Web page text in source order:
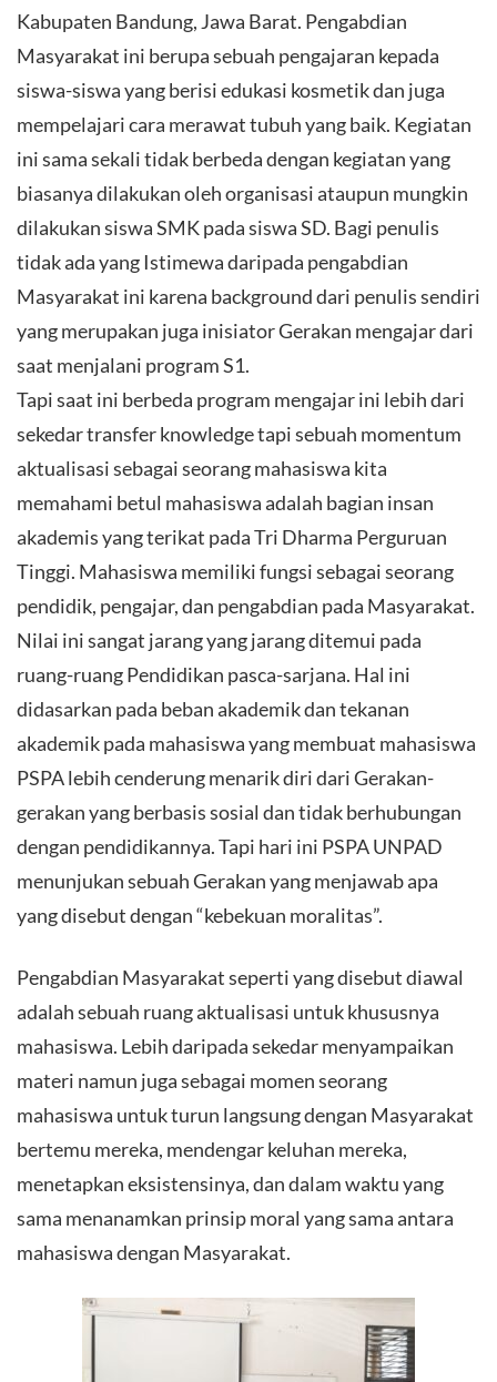
Kabupaten Bandung, Jawa Barat. Pengabdian
Masyarakat ini berupa sebuah pengajaran kepada
siswa-siswa yang berisi edukasi kosmetik dan juga
mempelajari cara merawat tubuh yang baik. Kegiatan
ini sama sekali tidak berbeda dengan kegiatan yang
biasanya dilakukan oleh organisasi ataupun mungkin
dilakukan siswa SMK pada siswa SD. Bagi penulis
tidak ada yang Istimewa daripada pengabdian
Masyarakat ini karena background dari penulis sendiri
yang merupakan juga inisiator Gerakan mengajar dari
saat menjalani program S1.
Tapi saat ini berbeda program mengajar ini lebih dari
sekedar transfer knowledge tapi sebuah momentum
aktualisasi sebagai seorang mahasiswa kita
memahami betul mahasiswa adalah bagian insan
akademis yang terikat pada Tri Dharma Perguruan
Tinggi. Mahasiswa memiliki fungsi sebagai seorang
pendidik, pengajar, dan pengabdian pada Masyarakat.
Nilai ini sangat jarang yang jarang ditemui pada
ruang-ruang Pendidikan pasca-sarjana. Hal ini
didasarkan pada beban akademik dan tekanan
akademik pada mahasiswa yang membuat mahasiswa
PSPA lebih cenderung menarik diri dari Gerakan-
gerakan yang berbasis sosial dan tidak berhubungan
dengan pendidikannya. Tapi hari ini PSPA UNPAD
menunjukan sebuah Gerakan yang menjawab apa
yang disebut dengan “kebekuan moralitas”.
Pengabdian Masyarakat seperti yang disebut diawal
adalah sebuah ruang aktualisasi untuk khususnya
mahasiswa. Lebih daripada sekedar menyampaikan
materi namun juga sebagai momen seorang
mahasiswa untuk turun langsung dengan Masyarakat
bertemu mereka, mendengar keluhan mereka,
menetapkan eksistensinya, dan dalam waktu yang
sama menanamkan prinsip moral yang sama antara
mahasiswa dengan Masyarakat.